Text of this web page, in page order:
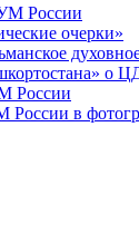
России
очерки»
о
России
в